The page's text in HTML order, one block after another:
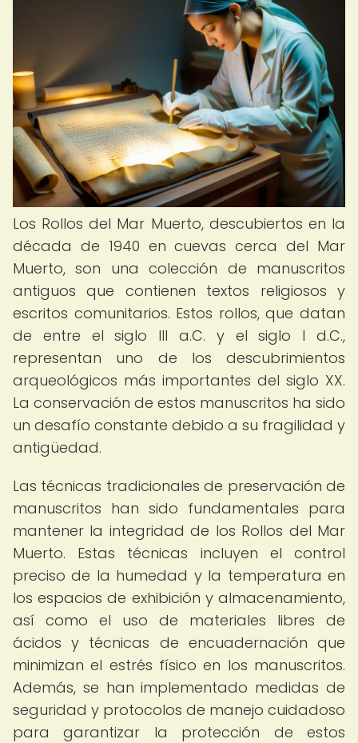
Los Rollos del Mar Muerto, descubiertos en la
década de 1940 en cuevas cerca del Mar
Muerto, son una colección de manuscritos
antiguos que contienen textos religiosos y
escritos comunitarios. Estos rollos, que datan
de entre el siglo III a.C. y el siglo I d.C.,
representan uno de los descubrimientos
arqueológicos más importantes del siglo XX.
La conservación de estos manuscritos ha sido
un desafío constante debido a su fragilidad y
antigüedad.
Las técnicas tradicionales de preservación de
manuscritos han sido fundamentales para
mantener la integridad de los Rollos del Mar
Muerto. Estas técnicas incluyen el control
preciso de la humedad y la temperatura en
los espacios de exhibición y almacenamiento,
así como el uso de materiales libres de
ácidos y técnicas de encuadernación que
minimizan el estrés físico en los manuscritos.
Además, se han implementado medidas de
seguridad y protocolos de manejo cuidadoso
para garantizar la protección de estos